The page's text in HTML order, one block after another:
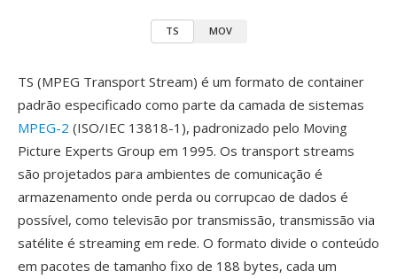
TS MOV
TS (MPEG Transport Stream) é um formato de container
padrão especificado como parte da camada de sistemas
MPEG-2 (ISO/IEC 13818-1), padronizado pelo Moving
Picture Experts Group em 1995. Os transport streams
são projetados para ambientes de comunicação é
armazenamento onde perda ou corrupcao de dados é
possível, como televisão por transmissão, transmissão via
satélite é streaming em rede. O formato divide o conteúdo
em pacotes de tamanho fixo de 188 bytes, cada um